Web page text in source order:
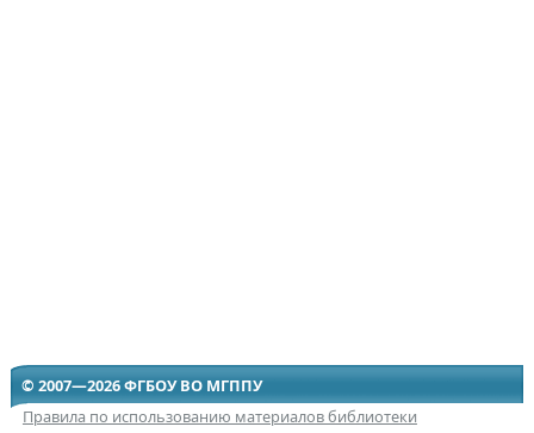
© 2007—2026 ФГБОУ ВО МГППУ
Правила по использованию материалов библиотеки